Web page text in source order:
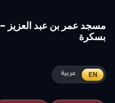
مسجد عمر بن عبد العزيز -
بسكرة
عربية EN